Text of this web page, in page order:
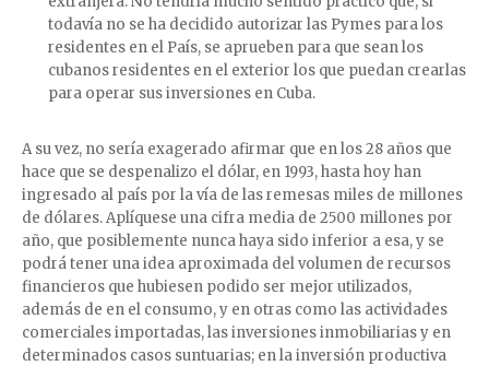
todavía no se ha decidido autorizar las Pymes para los
residentes en el País, se aprueben para que sean los
cubanos residentes en el exterior los que puedan crearlas
para operar sus inversiones en Cuba.
A su vez, no sería exagerado afirmar que en los 28 años que
hace que se despenalizo el dólar, en 1993, hasta hoy han
ingresado al país por la vía de las remesas miles de millones
de dólares. Aplíquese una cifra media de 2500 millones por
año, que posiblemente nunca haya sido inferior a esa, y se
podrá tener una idea aproximada del volumen de recursos
financieros que hubiesen podido ser mejor utilizados,
además de en el consumo, y en otras como las actividades
comerciales importadas, las inversiones inmobiliarias y en
determinados casos suntuarias; en la inversión productiva